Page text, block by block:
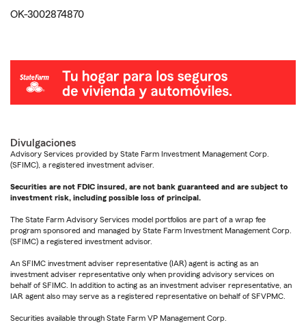
OK-3002874870
Divulgaciones
Advisory Services provided by State Farm Investment Management Corp.
(SFIMC), a registered investment adviser.
Securities are not FDIC insured, are not bank guaranteed and are subject to
investment risk, including possible loss of principal.
The State Farm Advisory Services model portfolios are part of a wrap fee
program sponsored and managed by State Farm Investment Management Corp.
(SFIMC) a registered investment advisor.
An SFIMC investment adviser representative (IAR) agent is acting as an
investment adviser representative only when providing advisory services on
behalf of SFIMC. In addition to acting as an investment adviser representative, an
IAR agent also may serve as a registered representative on behalf of SFVPMC.
Securities available through State Farm VP Management Corp.